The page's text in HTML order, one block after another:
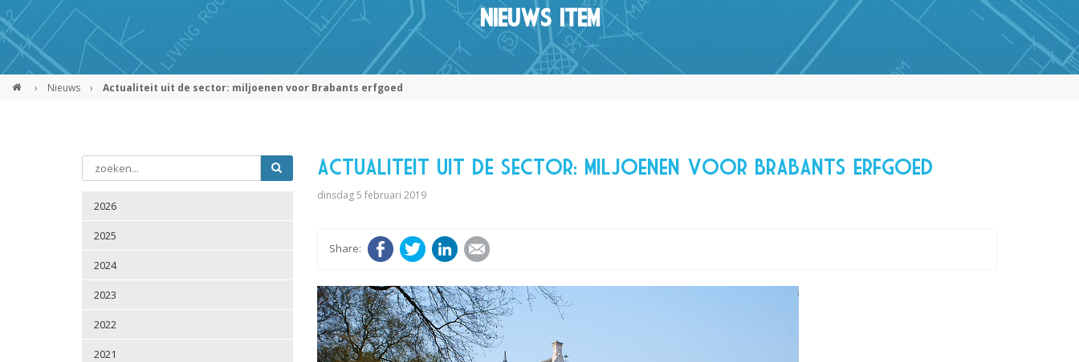
NIEUWS ITEM
› Nieuws › Actualiteit uit de sector: miljoenen voor Brabants erfgoed
2026
2025
2024
2023
2022
2021
Actualiteit uit de sector: miljoenen voor Brabants erfgoed
dinsdag 5 februari 2019
FacebookTwitterLinkedInE-mail